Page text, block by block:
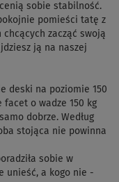
sobie stabilność.
pomieści tatę z
zacząć swoją
ją na naszej
deski na poziomie 150
facet o wadze 150 kg
dobrze. Według
stojąca nie powinna
sobie w
unieść, a kogo nie -